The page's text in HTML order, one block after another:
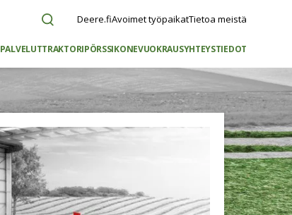
Deere.fiAvoimet työpaikatTietoa meistä
PALVELUTTRAKTORIPÖRSSIKONEVUOKRAUSYHTEYSTIEDOT